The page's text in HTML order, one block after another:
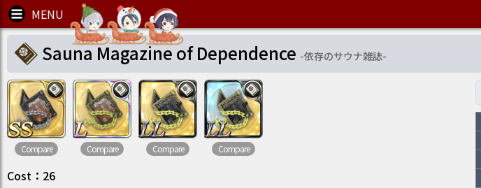
Sauna Magazine of Dependence -依存のサウナ雑誌-
Compare Compare Compare Compare
Cost ： 26